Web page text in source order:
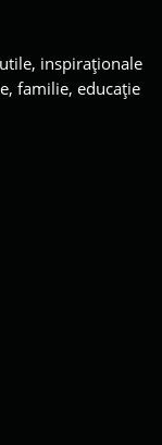
inspiraționale
familie, educație